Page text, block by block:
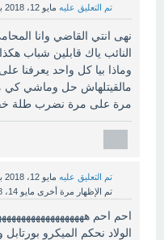
تم التعليق عليه مايو 12، 2018
نهى انتي القاضي وانا
النائب ياك قابلين شباب
وماذا بيا كل واحد يعرفنا
مالقيتلهاش حل وماشي كي
مرة على مرة نضرب طلة
تم التعليق عليه مايو 12، 2018
تم الإظهار مرة أخرى مايو 14، 2018
احم احم
الولاد نحكم الميكرو